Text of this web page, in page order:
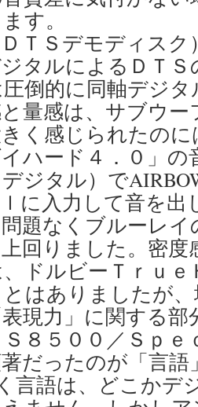
す。
ＴＳデモディス
タルによるＤＴ
倒的に同軸デジ
量感は、サブウ
く感じられたの
ハード４．０」
デジタル）で
に入力して音を
題なくブルーレ
回りました。密
ドルビーＴｒｕ
はありましたが
現力」に関する
８５００／Ｓｐｅ
だったのが「言
言語は、どこかデ